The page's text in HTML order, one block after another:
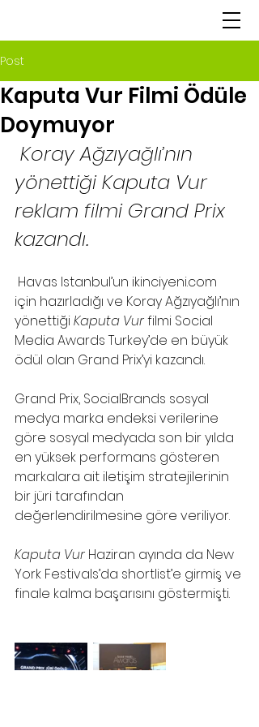
Post
Kaputa Vur Filmi Ödüle
Doymuyor
Koray Ağzıyağlı’nın
yönettiği Kaputa Vur
reklam filmi Grand Prix
kazandı.
Havas Istanbul’un ikinciyeni.com
için hazırladığı ve Koray Ağzıyağlı’nın
yönettiği Kaputa Vur filmi Social
Media Awards Turkey’de en büyük
ödül olan Grand Prix’yi kazandı.
Grand Prix, SocialBrands sosyal
medya marka endeksi verilerine
göre sosyal medyada son bir yılda
en yüksek performans gösteren
markalara ait iletişim stratejilerinin
bir jüri tarafından
değerlendirilmesine göre veriliyor.
Kaputa Vur Haziran ayında da New
York Festivals’da shortlist’e girmiş ve
finale kalma başarısını göstermişti.